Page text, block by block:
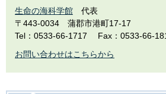
生命の海科学館
代表
〒443-0034
蒲郡市港町17-17
Tel：0533-66-1717
Fax：0533-66-
お問い合わせはこちらから